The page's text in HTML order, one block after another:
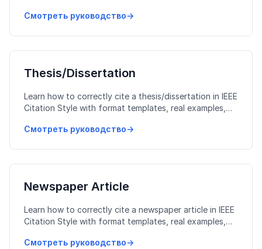
Смотреть руководство→
Thesis/Dissertation
Learn how to correctly cite a thesis/dissertation in IEEE
Citation Style with format templates, real examples,
Смотреть руководство→
Newspaper Article
Learn how to correctly cite a newspaper article in IEEE
Citation Style with format templates, real examples,
Смотреть руководство→